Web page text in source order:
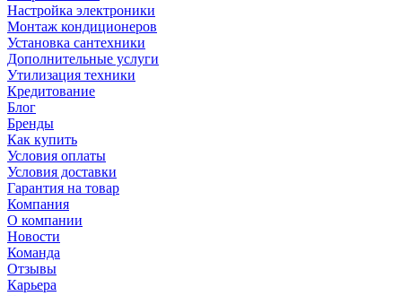
Настройка электроники
Монтаж кондиционеров
Установка сантехники
Дополнительные услуги
Утилизация техники
Кредитование
Блог
Бренды
Как купить
Условия оплаты
Условия доставки
Гарантия на товар
Компания
О компании
Новости
Команда
Отзывы
Карьера